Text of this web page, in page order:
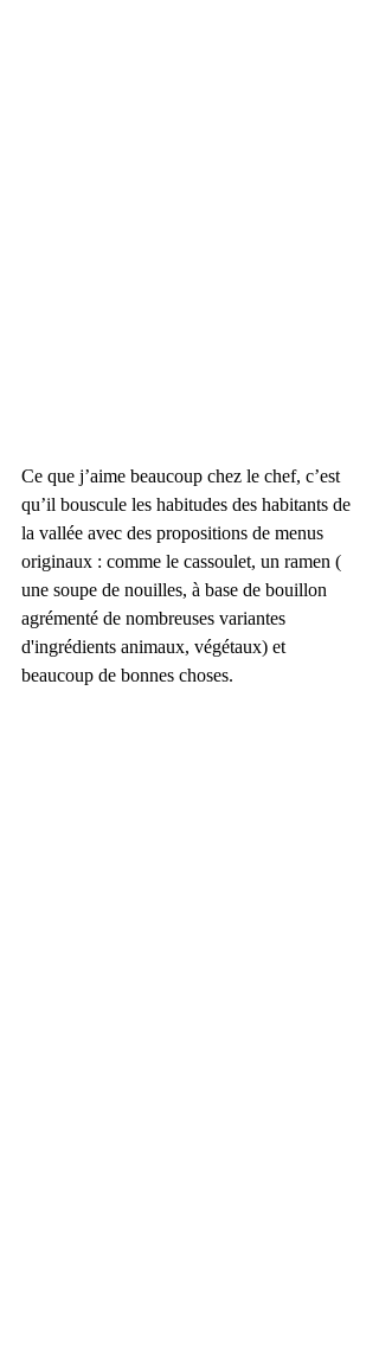
Ce que j’aime beaucoup chez le chef, c’est
qu’il bouscule les habitudes des habitants de
la vallée avec des propositions de menus
originaux : comme le cassoulet, un ramen (
une soupe de nouilles, à base de bouillon
agrémenté de nombreuses variantes
d'ingrédients animaux, végétaux) et
beaucoup de bonnes choses.